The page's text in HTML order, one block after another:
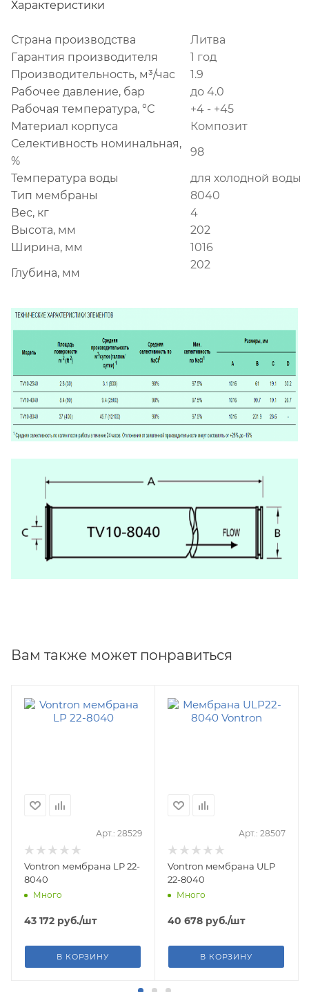
Характеристики
Страна производства
Литва
Гарантия производителя
1 год
Производительность, м³/час
1.9
Рабочее давление, бар
до 4.0
Рабочая температура, °С
+4 - +45
Материал корпуса
Композит
Селективность номинальная,
%
98
Температура воды
для холодной воды
Тип мембраны
8040
Вес, кг
4
Высота, мм
202
Ширина, мм
1016
Глубина, мм
202
Вам также может понравиться
Арт.: 28529
Vontron мембрана LP 22-
8040
Много
43 172 руб./шт
В КОРЗИНУ
Арт.: 28507
Vontron мембрана ULP
22-8040
Много
40 678 руб./шт
В КОРЗИНУ